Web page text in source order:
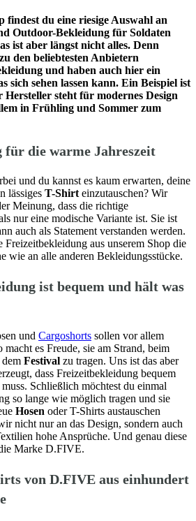
findest du eine riesige Auswahl an
Outdoor-Bekleidung für Soldaten
ist aber längst nicht alles. Denn
den beliebtesten Anbietern
und haben auch hier ein
sich sehen lassen kann. Ein Beispiel ist
steht für modernes Design
in Frühling und Sommer zum
die warme Jahreszeit
und du kannst es kaum erwarten, deine
lässiges T-Shirt einzutauschen? Wir
Meinung, dass die richtige
nur eine modische Variante ist. Sie ist
auch als Statement verstanden werden.
aus unserem Shop die
wie an alle anderen Bekleidungsstücke.
ist bequem und hält was
und Cargoshorts sollen vor allem
macht es Freude, sie am Strand, beim
Festival zu tragen. Uns ist das aber
dass Freizeitbekleidung bequem
Schließlich möchtest du einmal
so lange wie möglich tragen und sie
Hosen oder T-Shirts austauschen
nicht nur an das Design, sondern auch
hohe Ansprüche. Und genau diese
Marke D.FIVE.
von D.FIVE aus einhundert